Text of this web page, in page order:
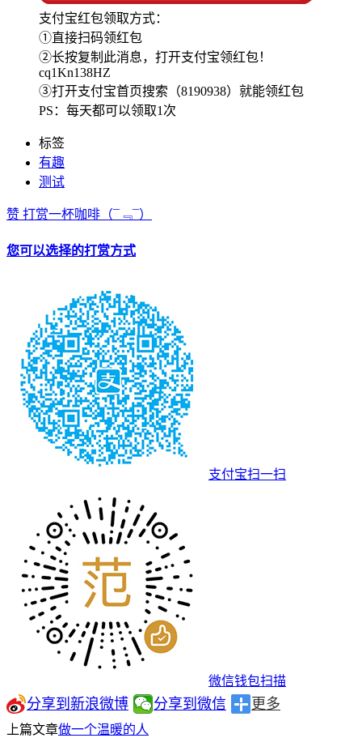
支付宝红包领取方式：
①直接扫码领红包
②长按复制此消息，打开支付宝领红包！
cq1Kn138HZ
③打开支付宝首页搜索（8190938）就能领红包
PS：每天都可以领取1次
标签
有趣
测试
赞 打赏一杯咖啡 （¯﹃¯）
您可以选择的打赏方式
支付宝扫一扫
微信钱包扫描
分享到新浪微博 分享到微信 更多
上篇文章做一个温暖的人